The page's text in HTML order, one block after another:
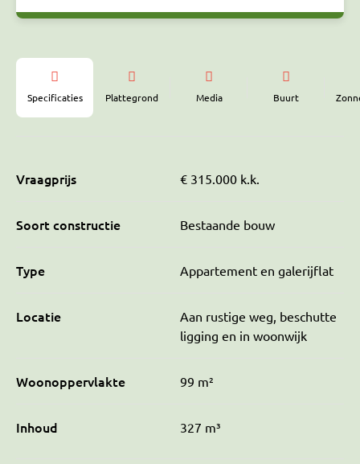
Specificaties Plattegrond Media Buurt
Vraagprijs € 315.000 k.k.
Soort constructie Bestaande bouw
Type Appartement en galerijflat
Locatie
Aan rustige weg, beschutte
ligging en in woonwijk
Woonoppervlakte 99 m²
Inhoud 327 m³